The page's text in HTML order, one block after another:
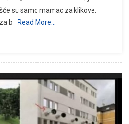
su samo mamac za klikove.
b
Read More…